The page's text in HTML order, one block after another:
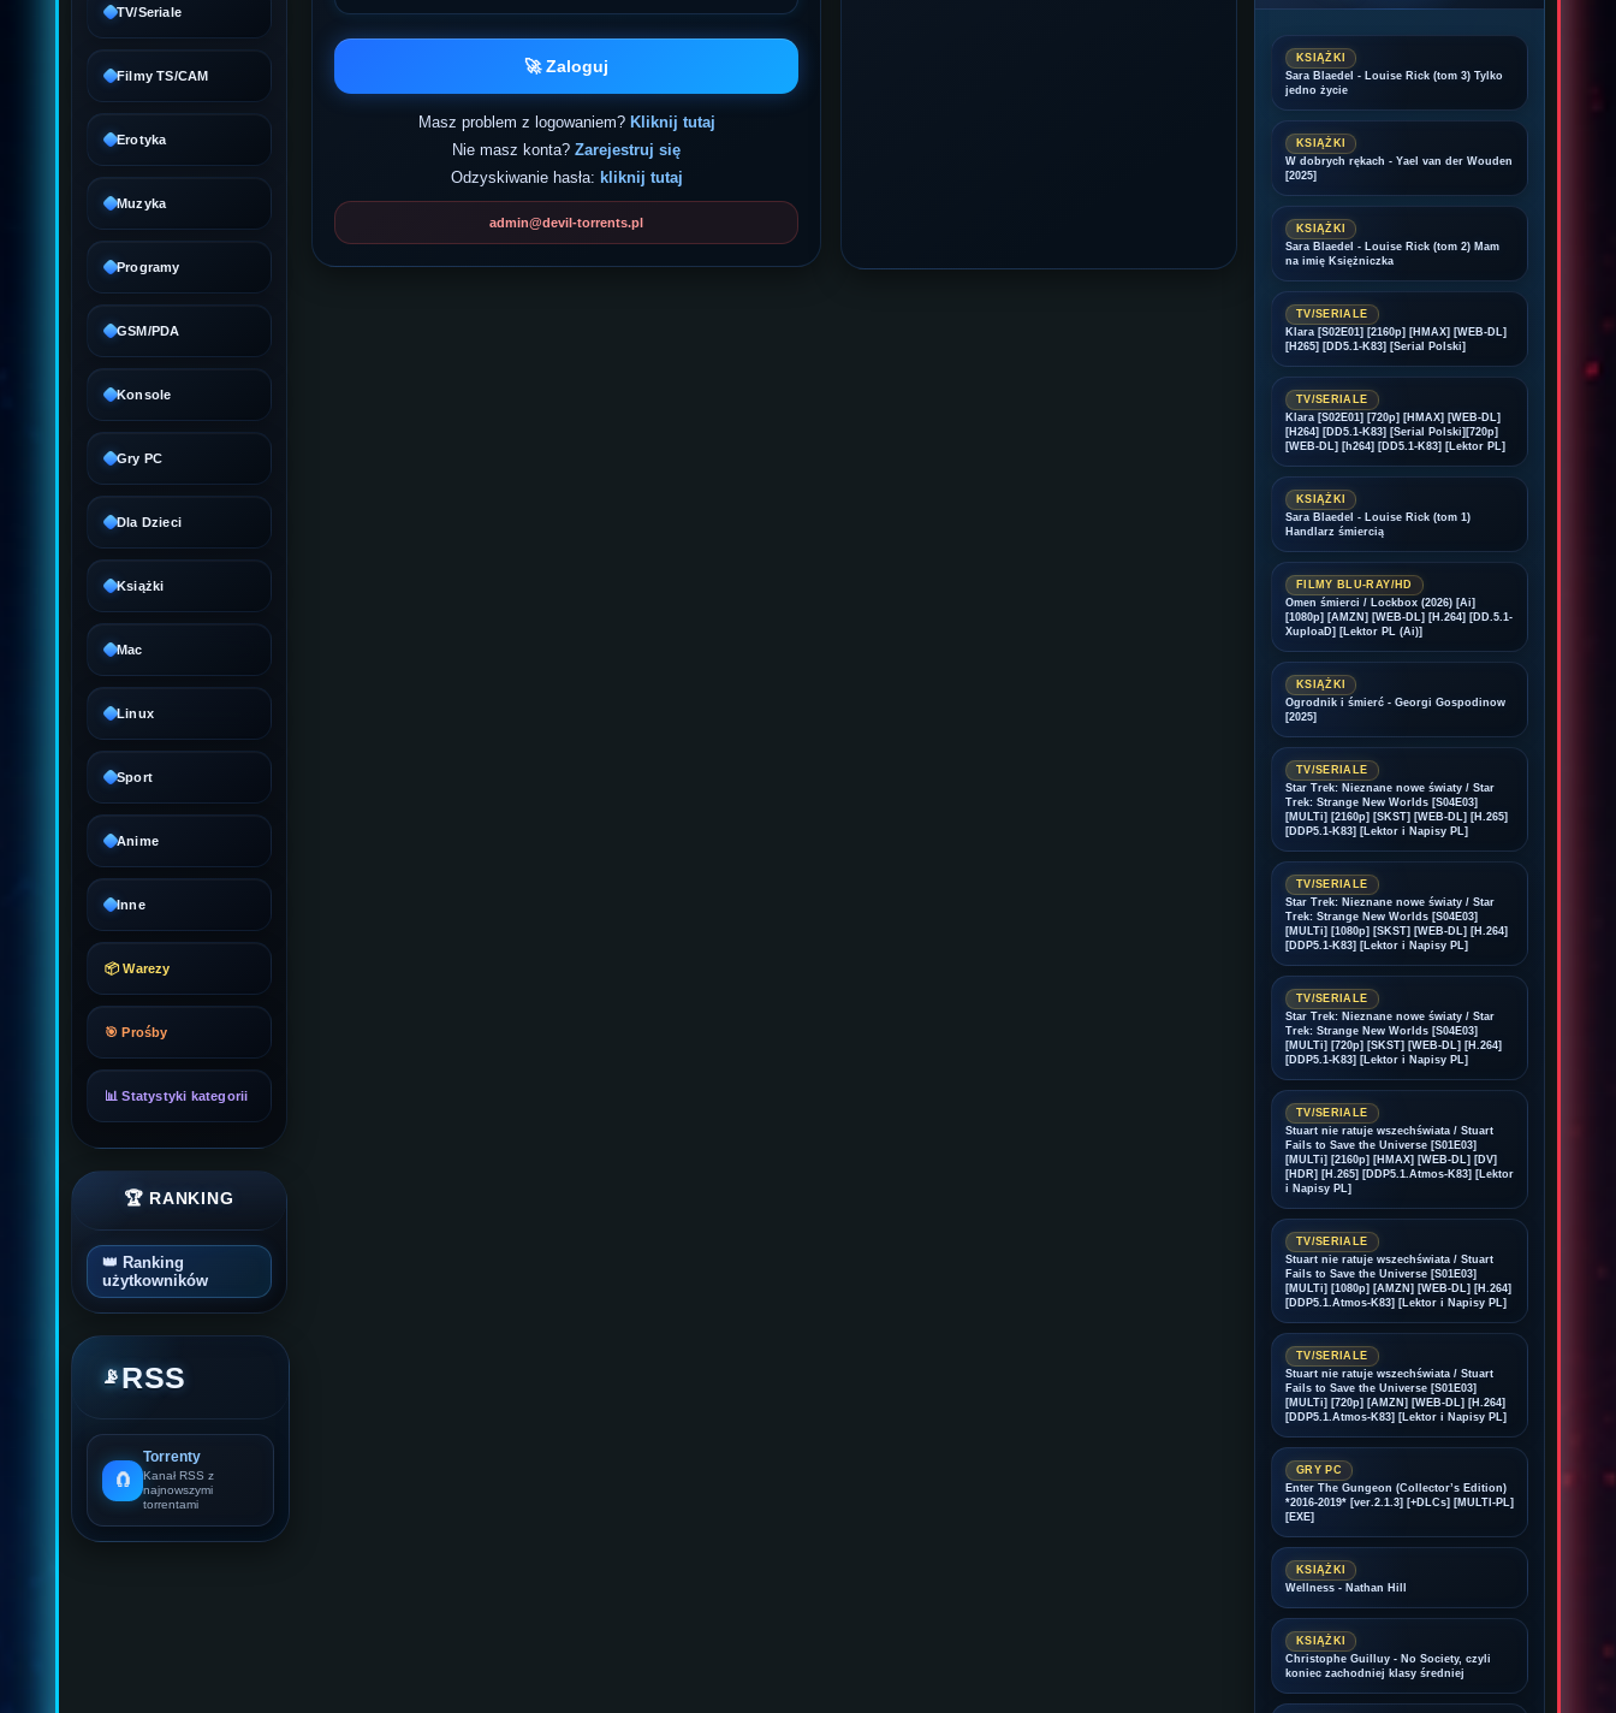
TV/Seriale
Filmy TS/CAM
Erotyka
Muzyka
Programy
GSM/PDA
Konsole
Gry PC
Dla Dzieci
Książki
Mac
Linux
Sport
Anime
Inne
📦 Warezy
🎯 Prośby
📊 Statystyki kategorii
🏆 RANKING
👑 Ranking
użytkowników
📡RSS
🧲
Torrenty
Kanał RSS z
najnowszymi
torrentami
KSIĄŻKI
Sara Blaedel - Louise Rick (tom 3) Tylko
jedno życie
KSIĄŻKI
W dobrych rękach - Yael van der Wouden
[2025]
KSIĄŻKI
Sara Blaedel - Louise Rick (tom 2) Mam
na imię Księżniczka
TV/SERIALE
Klara [S02E01] [2160p] [HMAX] [WEB-DL]
[H265] [DD5.1-K83] [Serial Polski]
TV/SERIALE
Klara [S02E01] [720p] [HMAX] [WEB-DL]
[H264] [DD5.1-K83] [Serial Polski][720p]
[WEB-DL] [h264] [DD5.1-K83] [Lektor PL]
KSIĄŻKI
Sara Blaedel - Louise Rick (tom 1)
Handlarz śmiercią
FILMY BLU-RAY/HD
Omen śmierci / Lockbox (2026) [Ai]
[1080p] [AMZN] [WEB-DL] [H.264] [DD.5.1-
XuploaD] [Lektor PL (Ai)]
KSIĄŻKI
Ogrodnik i śmierć - Georgi Gospodinow
[2025]
TV/SERIALE
Star Trek: Nieznane nowe światy / Star
Trek: Strange New Worlds [S04E03]
[MULTi] [2160p] [SKST] [WEB-DL] [H.265]
[DDP5.1-K83] [Lektor i Napisy PL]
TV/SERIALE
Star Trek: Nieznane nowe światy / Star
Trek: Strange New Worlds [S04E03]
[MULTi] [1080p] [SKST] [WEB-DL] [H.264]
[DDP5.1-K83] [Lektor i Napisy PL]
TV/SERIALE
Star Trek: Nieznane nowe światy / Star
Trek: Strange New Worlds [S04E03]
[MULTi] [720p] [SKST] [WEB-DL] [H.264]
[DDP5.1-K83] [Lektor i Napisy PL]
TV/SERIALE
Stuart nie ratuje wszechświata / Stuart
Fails to Save the Universe [S01E03]
[MULTi] [2160p] [HMAX] [WEB-DL] [DV]
[HDR] [H.265] [DDP5.1.Atmos-K83] [Lektor
i Napisy PL]
TV/SERIALE
Stuart nie ratuje wszechświata / Stuart
Fails to Save the Universe [S01E03]
[MULTi] [1080p] [AMZN] [WEB-DL] [H.264]
[DDP5.1.Atmos-K83] [Lektor i Napisy PL]
TV/SERIALE
Stuart nie ratuje wszechświata / Stuart
Fails to Save the Universe [S01E03]
[MULTi] [720p] [AMZN] [WEB-DL] [H.264]
[DDP5.1.Atmos-K83] [Lektor i Napisy PL]
GRY PC
Enter The Gungeon (Collector’s Edition)
*2016-2019* [ver.2.1.3] [+DLCs] [MULTI-PL]
[EXE]
KSIĄŻKI
Wellness - Nathan Hill
KSIĄŻKI
Christophe Guilluy - No Society, czyli
koniec zachodniej klasy średniej
🚀 Zaloguj
Masz problem z logowaniem? Kliknij tutaj
Nie masz konta? Zarejestruj się
Odzyskiwanie hasła: kliknij tutaj
admin@devil-torrents.pl